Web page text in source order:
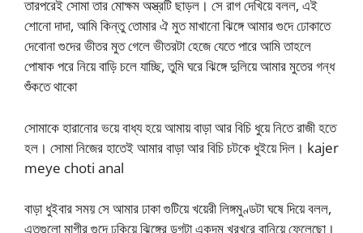
তারপরেই সোমা তার মোক্ষম অস্ত্রটি ছাড়ল। সে রাগ দেখিয়ে বলল, এই
শোনো দাদা, আমি কিন্তু তোমার ঐ মুত মাখানো ঝিঙ্গে আমার গুদে ঢোকাতে
দেবোনা গুদের ভীতর মুত গেলে ভীতরটা হেজে যেতে পারে আমি তাহলে
পোষাক পরে নিয়ে বাড়ি চলে যাচ্ছি, তুমি ঘরে ঝিঙ্গে দুলিয়ে আমার মুতের গন্ধ
শুঁকতে থাকো
সোমাকে হারানোর ভয়ে বাধ্য হয়ে আমায় বাড়া আর বিচি ধুয়ে নিতে রাজী হতে
হল। সোমা নিজের হাতেই আমার বাড়া আর বিচি চটকে ধুইয়ে দিল। kajer
meye choti anal
বাড়া ধুইবার সময় সে আমার ঢাকা গুটিয়ে খয়েরী লিঙ্গমুণ্ডটা ঘষে দিয়ে বলল,
এতগুলো মাগীর গুদে ঢুকিয়ে ঝিঙ্গের ডগটা একদম খরখরে বানিয়ে ফেলেছো।